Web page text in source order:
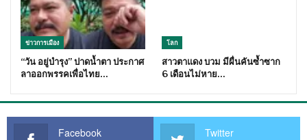
ข่าวการเมือง
“วัน อยู่บำรุง” ปาดน้ำตา ประกาศ
ลาออกพรรคเพื่อไทย…
โลก
สาวตาแดง บวม มีผื่นคันซ้ำซาก
6 เดือนไม่หาย…
Facebook Twitter